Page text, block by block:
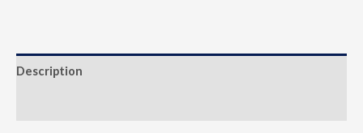
Description